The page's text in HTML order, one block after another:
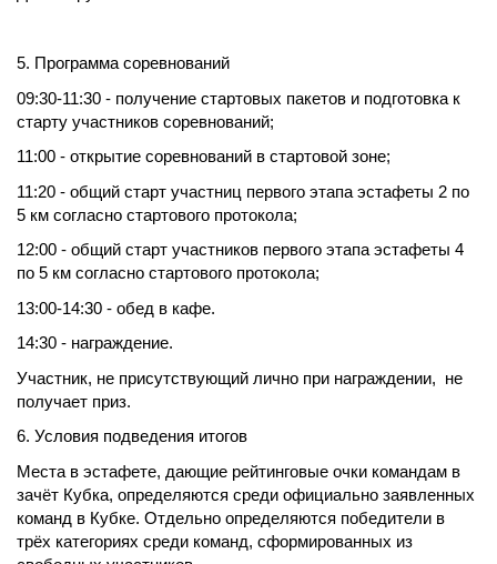
5. Программа соревнований
09:30-11:30 - получение стартовых пакетов и подготовка к
старту участников соревнований;
11:00 - открытие соревнований в стартовой зоне;
11:20 - общий старт участниц первого этапа эстафеты 2 по
5 км согласно стартового протокола;
12:00 - общий старт участников первого этапа эстафеты 4
по 5 км согласно стартового протокола;
13:00-14:30 - обед в кафе.
14:30 - награждение.
Участник, не присутствующий лично при награждении, не
получает приз.
6. Условия подведения итогов
Места в эстафете, дающие рейтинговые очки командам в
зачёт Кубка, определяются среди официально заявленных
команд в Кубке. Отдельно определяются победители в
трёх категориях среди команд, сформированных из